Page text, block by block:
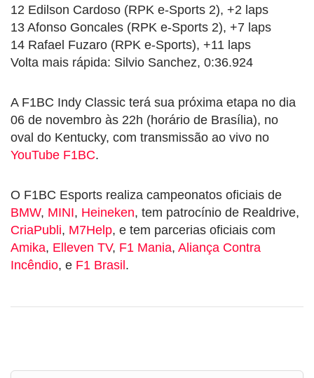
12 Edilson Cardoso (RPK e-Sports 2), +2 laps
13 Afonso Goncales (RPK e-Sports 2), +7 laps
14 Rafael Fuzaro (RPK e-Sports), +11 laps
Volta mais rápida: Silvio Sanchez, 0:36.924
A F1BC Indy Classic terá sua próxima etapa no dia
06 de novembro às 22h (horário de Brasília), no
oval do Kentucky, com transmissão ao vivo no
YouTube F1BC.
O F1BC Esports realiza campeonatos oficiais de
BMW, MINI, Heineken, tem patrocínio de Realdrive,
CriaPubli, M7Help, e tem parcerias oficiais com
Amika, Elleven TV, F1 Mania, Aliança Contra
Incêndio, e F1 Brasil.